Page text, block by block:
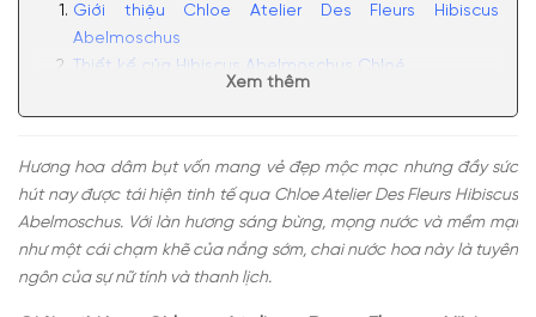
Giới thiệu Chloe Atelier Des Fleurs Hibiscus
Abelmoschus
Thiết kế của Hibiscus Abelmoschus Chloé
Có nên mua nước hoa unisex Chloe Atelier Des
Xem thêm
Hương hoa dâm bụt vốn mang vẻ đẹp mộc mạc nhưng đầy sức
hút nay được tái hiện tinh tế qua Chloe Atelier Des Fleurs Hibiscus
Abelmoschus. Với làn hương sáng bừng, mọng nước và mềm mại
như một cái chạm khẽ của nắng sớm, chai nước hoa này là tuyên
ngôn của sự nữ tính và thanh lịch.